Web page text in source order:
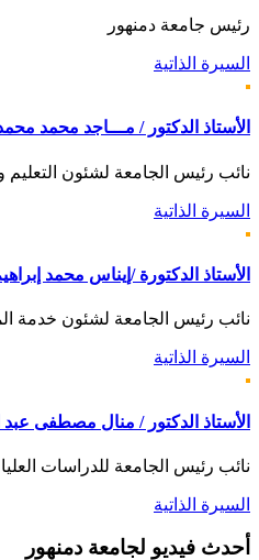
رئيس جامعة دمنهور
السيرة الذاتية
الأستاذ الدكتور / مـــاجد محمد
نائب رئيس الجامعة لشئون التعليم
السيرة الذاتية
الأستاذ الدكتورة /إيناس محمد
نائب رئيس الجامعة لشئون خدمة
السيرة الذاتية
الأستاذ الدكتور / منال مصطفى
نائب رئيس الجامعة للدراسات
السيرة الذاتية
أحدث فيديو لجامعة دمنهور